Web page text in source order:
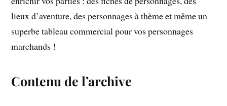
lieux d’aventure, des personnages à thème et même un
superbe tableau commercial pour vos personnages
marchands !
Contenu de l’archive